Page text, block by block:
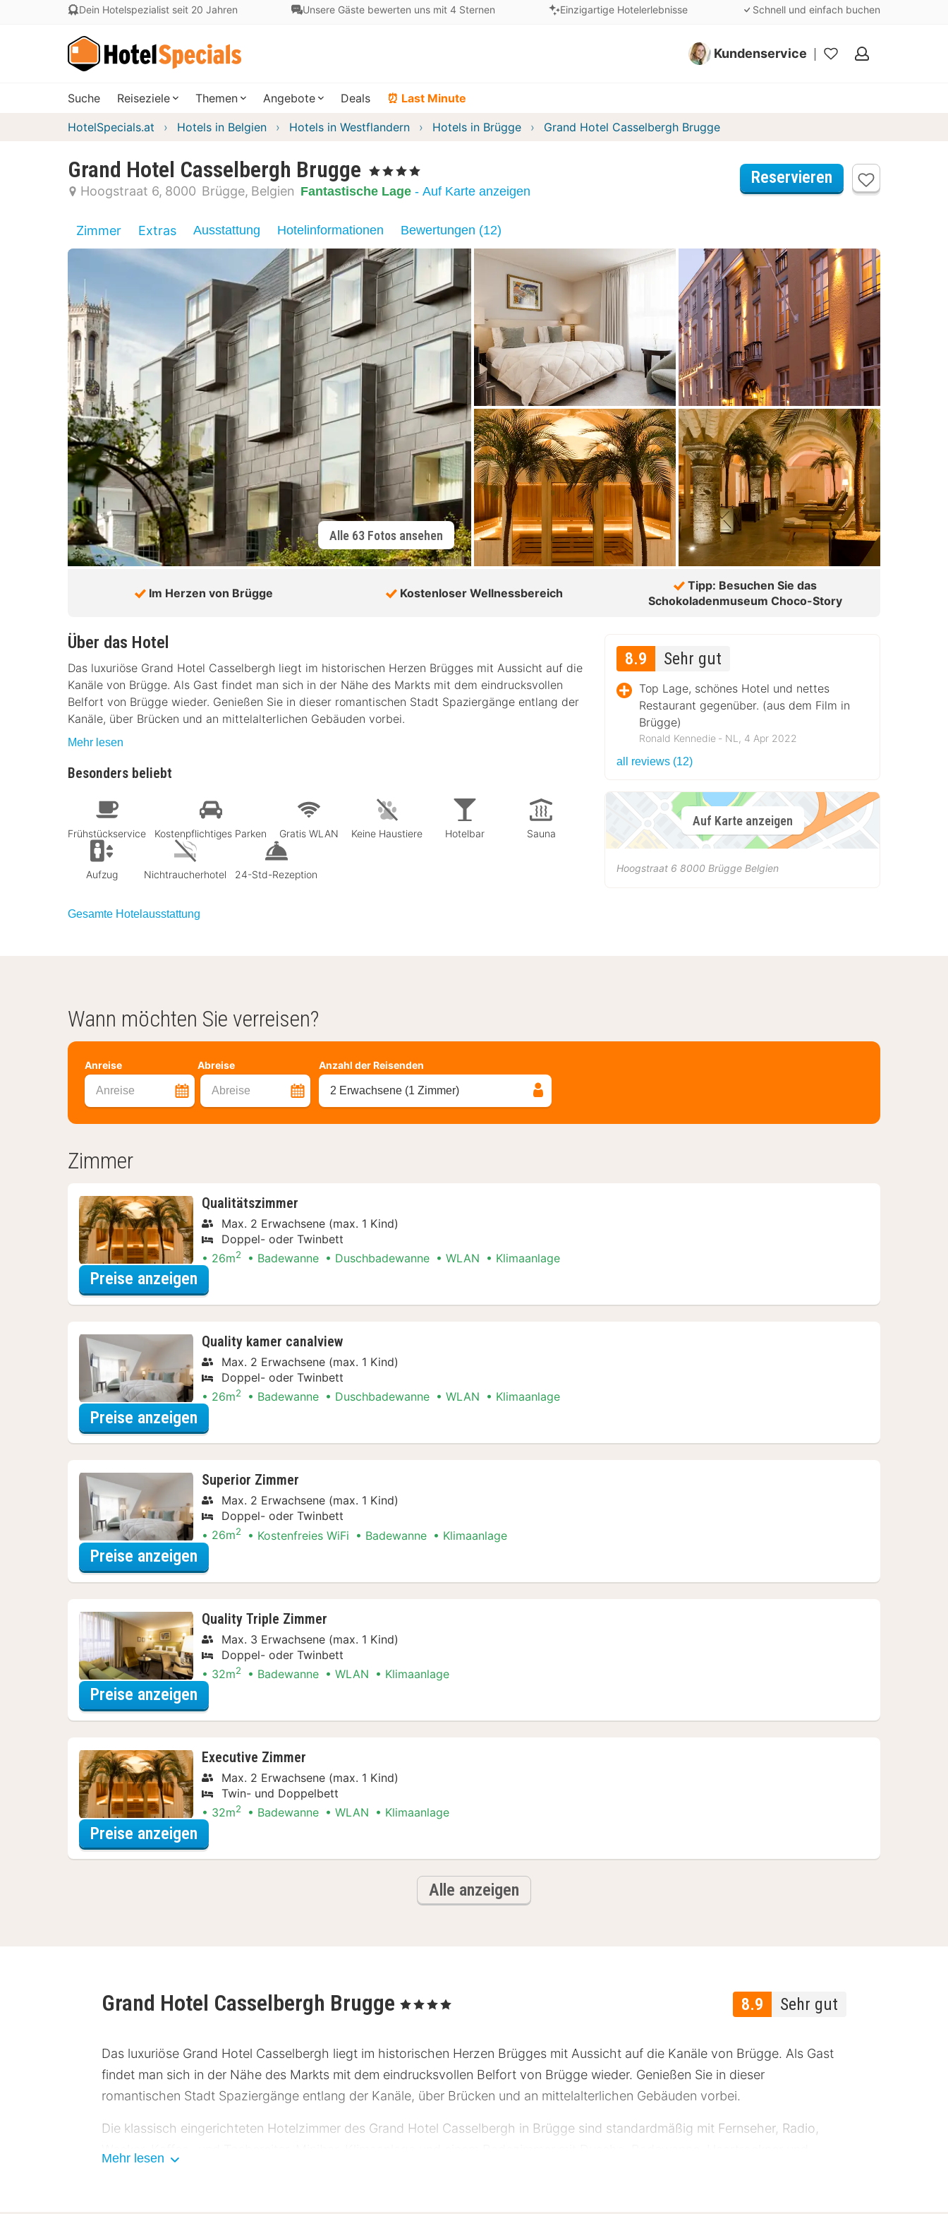
Dein Hotelspezialist seit 20 Jahren Unsere Gäste bewerten uns mit 4 Sternen Einzigartige Hotelerlebnisse Schnell und einfach buchen
Kundenservice
Meine
Suche Reiseziele Themen Angebote Deals ⏰ Last Minute
HotelSpecials.at Hotels in Belgien Hotels in Westflandern Hotels in Brügge Grand Hotel Casselbergh Brugge
Grand Hotel Casselbergh Brugge , 4 Sterne
Hoogstraat 6 8000 Brügge Belgien Fantastische Lage - Auf Karte anzeigen
Reservieren
Zimmer Extras Ausstattung Hotelinformationen Bewertungen (12)
Alle 63 Fotos ansehen
Im Herzen von Brügge Kostenloser Wellnessbereich
Tipp: Besuchen Sie das
Schokoladenmuseum Choco-Story
Über das Hotel
Das luxuriöse Grand Hotel Casselbergh liegt im historischen Herzen Brügges mit Aussicht auf die
Kanäle von Brügge. Als Gast findet man sich in der Nähe des Markts mit dem eindrucksvollen
Belfort von Brügge wieder. Genießen Sie in dieser romantischen Stadt Spaziergänge entlang der
Kanäle, über Brücken und an mittelalterlichen Gebäuden vorbei.
Mehr lesen
Besonders beliebt
Frühstückservice Kostenpflichtiges Parken Gratis WLAN Keine Haustiere Hotelbar Sauna
Aufzug Nichtraucherhotel 24-Std-Rezeption
Gesamte Hotelausstattung
8.9 Sehr gut
Top Lage, schönes Hotel und nettes
Restaurant gegenüber. (aus dem Film in
Brügge)
Ronald Kennedie ‐ NL, 4 Apr 2022
all reviews (12)
Auf Karte anzeigen
Hoogstraat 6 8000 Brügge Belgien
Wann möchten Sie verreisen?
Anreise Abreise
Anreise Abreise
Anzahl der Reisenden
2 Erwachsene (1 Zimmer)
Zimmer
Qualitätszimmer
Max. 2 Erwachsene (max. 1 Kind)
Doppel- oder Twinbett
26m2 Badewanne Duschbadewanne WLAN Klimaanlage
Preise anzeigen
Quality kamer canalview
Max. 2 Erwachsene (max. 1 Kind)
Doppel- oder Twinbett
26m2 Badewanne Duschbadewanne WLAN Klimaanlage
Preise anzeigen
Superior Zimmer
Max. 2 Erwachsene (max. 1 Kind)
Doppel- oder Twinbett
26m2 Kostenfreies WiFi Badewanne Klimaanlage
Preise anzeigen
Quality Triple Zimmer
Max. 3 Erwachsene (max. 1 Kind)
Doppel- oder Twinbett
32m2 Badewanne WLAN Klimaanlage
Preise anzeigen
Executive Zimmer
Max. 2 Erwachsene (max. 1 Kind)
Twin- und Doppelbett
32m2 Badewanne WLAN Klimaanlage
Preise anzeigen
Alle anzeigen
8.9 Sehr gut
Grand Hotel Casselbergh Brugge , 4 Sterne
Das luxuriöse Grand Hotel Casselbergh liegt im historischen Herzen Brügges mit Aussicht auf die Kanäle von Brügge. Als Gast
findet man sich in der Nähe des Markts mit dem eindrucksvollen Belfort von Brügge wieder. Genießen Sie in dieser
romantischen Stadt Spaziergänge entlang der Kanäle, über Brücken und an mittelalterlichen Gebäuden vorbei.
Die klassisch eingerichteten Hotelzimmer des Grand Hotel Casselbergh in Brügge sind standardmäßig mit Fernseher, Radio,
Wecker, Kaffee- und Teebereiter, Minibar, Klimaanlage und einem Badezimmer mit Dusche, Badewanne, Haartrockner und
Mehr lesen